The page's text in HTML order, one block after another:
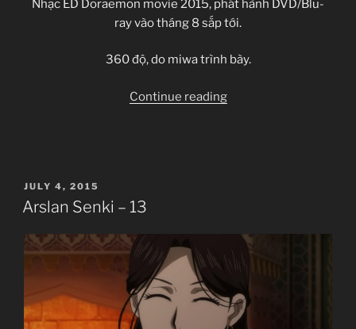
Nhạc ED Doraemon movie 2015, phát hành DVD/Blu-
ray vào tháng 8 sắp tới.
360 độ, do miwa trình bày.
Continue reading“miwa
POSTED
ON
JULY 4, 2015
Arslan Senki – 13